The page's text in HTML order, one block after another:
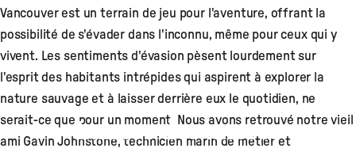
Lancer des ancres
Vancouver est un terrain de jeu pour l'aventure, offrant la
possibilité de s'évader dans l'inconnu, même pour ceux qui y
vivent. Les sentiments d'évasion pèsent lourdement sur
l'esprit des habitants intrépides qui aspirent à explorer la
nature sauvage et à laisser derrière eux le quotidien, ne
serait-ce que pour un moment. Nous avons retrouvé notre vieil
ami Gavin Johnstone, technicien marin de métier et